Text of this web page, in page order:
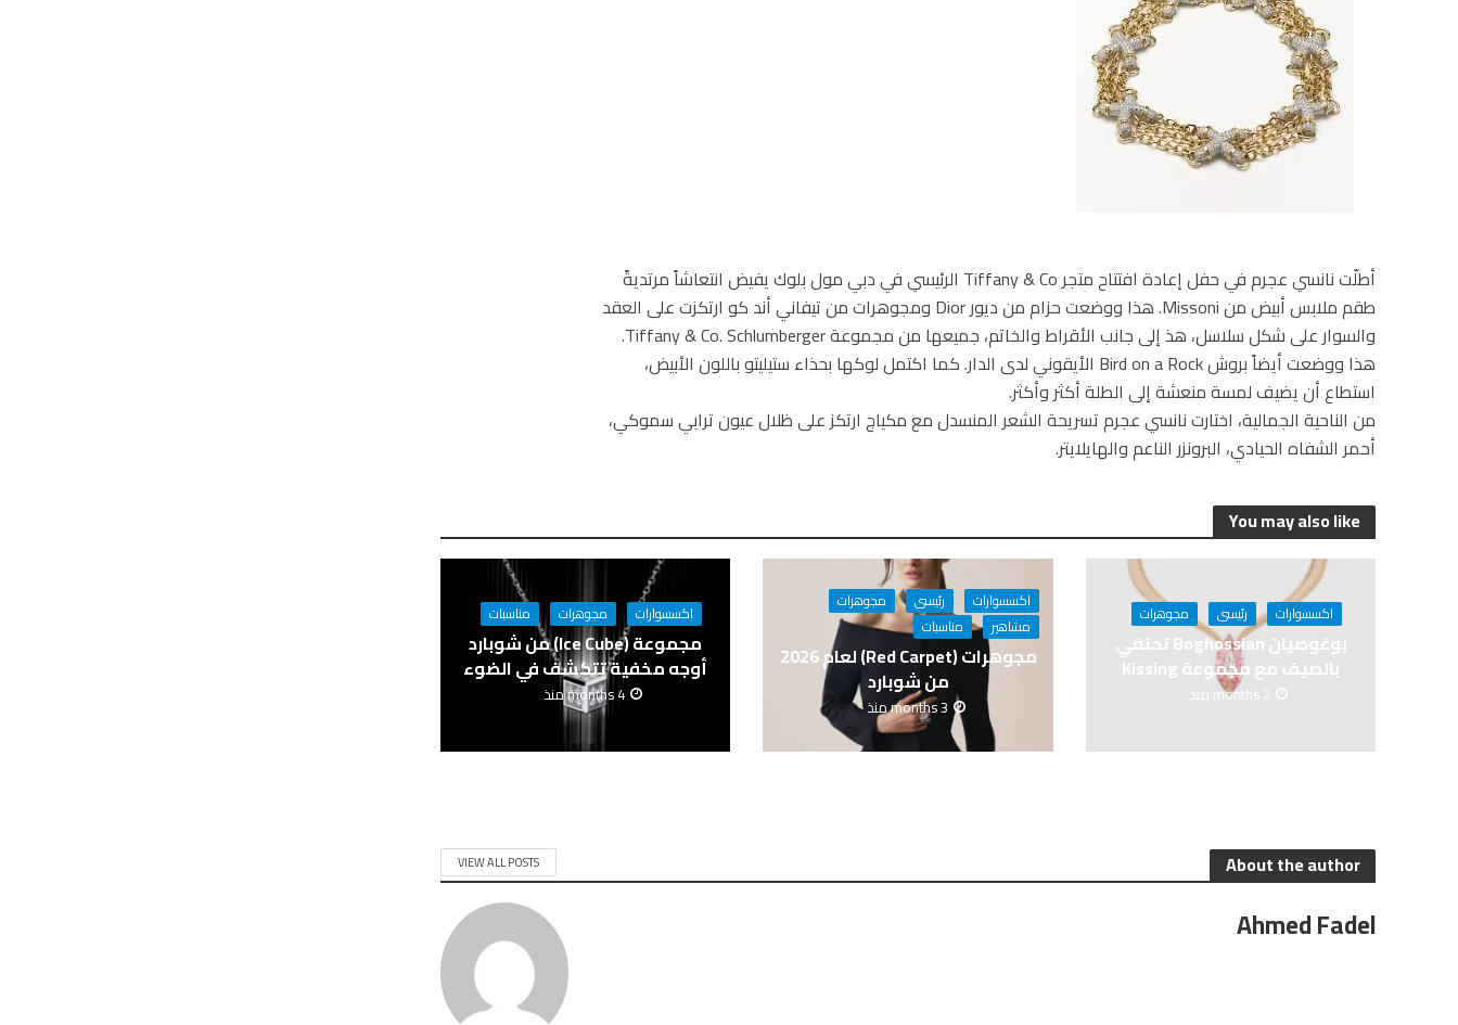
أطلّت نانسي عجرم في حفل إعادة افتتاح متجر Tiffany & Co الرئيسي في دبي مول بلوك يفيض انتعاشاً مرتديةً
طقم ملابس أبيض من Missoni. هذا ووضعت حزام من ديور Dior ومجوهرات من تيفاني أند كو ارتكزت على العقد
والسوار على شكل سلاسل، هذ إلى جانب الأقراط والخاتم، جميعها من مجموعة Tiffany & Co. Schlumberger.
هذا ووضعت أيضاً بروش Bird on a Rock الأيقوني لدى الدار. كما اكتمل لوكها بحذاء ستيليتو باللون الأبيض،
استطاع أن يضيف لمسة منعشة إلى الطلة أكثر وأكثر.
من الناحية الجمالية، اختارت نانسي عجرم تسريحة الشعر المنسدل مع مكياج ارتكز على ظلال عيون ترابي سموكي،
أحمر الشفاه الحيادي، البرونزر الناعم والهايلايتر.
You may also like
اكسسوارات رئيسى مجوهرات
بوغوصيان Boghossian تحتفي
بالصيف مع مجموعة Kissing
2 months منذ
اكسسوارات رئيسى
مجوهرات
مشاهير
مناسبات
مجوهرات (Red Carpet) لعام 2026
من شوبارد
3 months منذ
اكسسوارات مجوهرات مناسبات
مجموعة (Ice Cube) من شوبارد
أوجه مخفية تتكشف في الضوء
4 months منذ
About the author
VIEW ALL POSTS
Ahmed Fadel